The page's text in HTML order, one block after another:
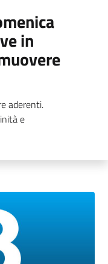
in
aderenti.
e